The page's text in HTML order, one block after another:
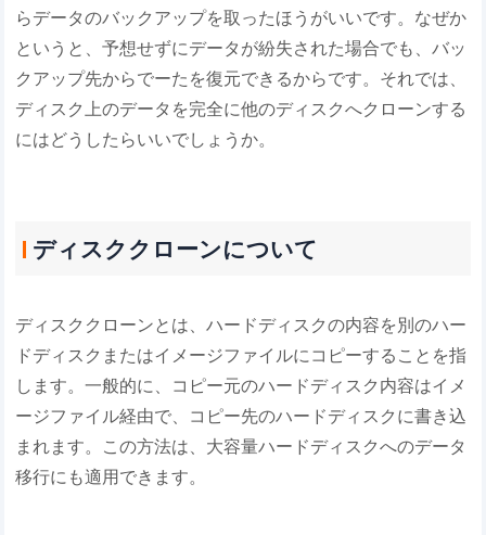
らデータのバックアップを取ったほうがいいです。なぜか
というと、予想せずにデータが紛失された場合でも、バッ
クアップ先からでーたを復元できるからです。それでは、
ディスク上のデータを完全に他のディスクへクローンする
にはどうしたらいいでしょうか。
ディスククローンについて
ディスククローンとは、ハードディスクの内容を別のハー
ドディスクまたはイメージファイルにコピーすることを指
します。一般的に、コピー元のハードディスク内容はイメ
ージファイル経由で、コピー先のハードディスクに書き込
まれます。この方法は、大容量ハードディスクへのデータ
移行にも適用できます。